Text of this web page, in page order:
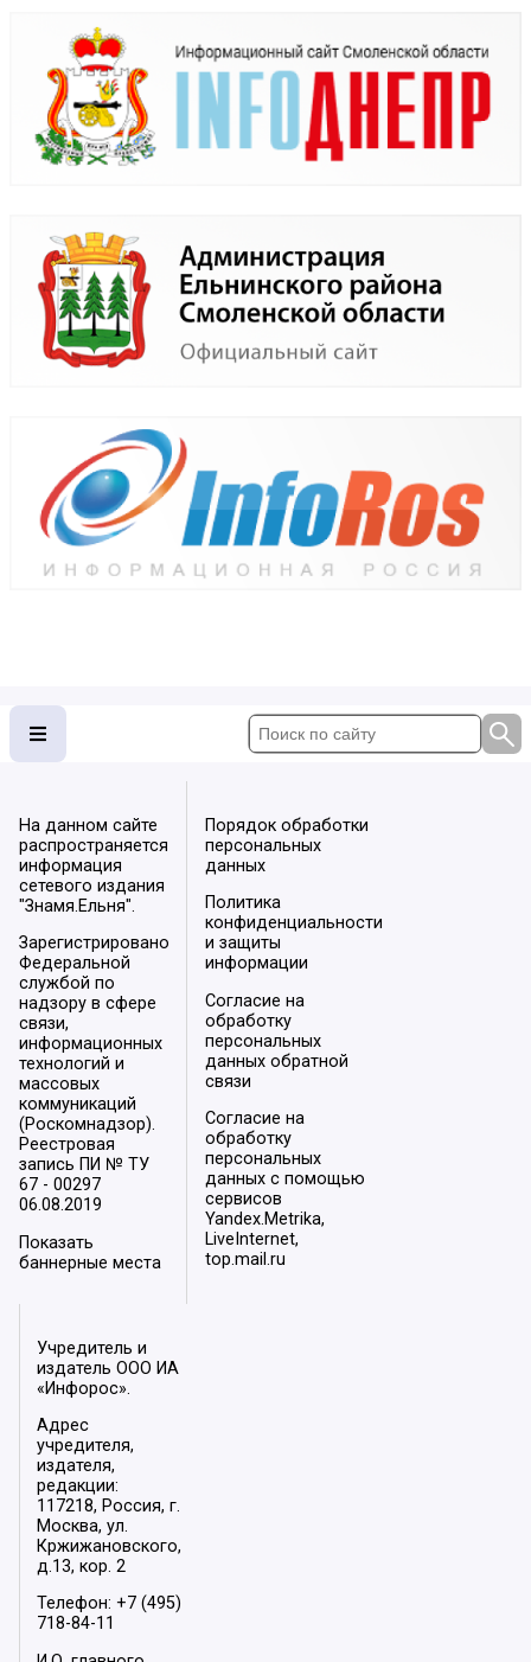
На данном сайте
распространяется
информация
сетевого издания
"Знамя.Ельня".
Зарегистрировано
Федеральной
службой по
надзору в сфере
связи,
информационных
технологий и
массовых
коммуникаций
(Роскомнадзор).
Реестровая
запись ПИ № ТУ
67 - 00297
06.08.2019
Показать
баннерные места
Порядок обработки
персональных
данных
Политика
конфиденциальности
и защиты
информации
Согласие на
обработку
персональных
данных обратной
связи
Согласие на
обработку
персональных
данных с помощью
сервисов
Yandex.Metrika,
LiveInternet,
top.mail.ru
Учредитель и
издатель ООО ИА
«Инфорос».
Адрес
учредителя,
издателя,
редакции:
117218, Россия, г.
Москва, ул.
Кржижановского,
д.13, кор. 2
Телефон: +7 (495)
718-84-11